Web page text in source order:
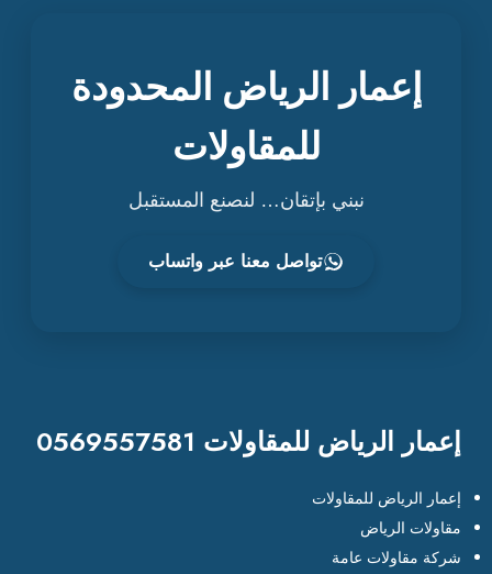
إعمار الرياض المحدودة
للمقاولات
نبني بإتقان… لنصنع المستقبل
تواصل معنا عبر واتساب
إعمار الرياض للمقاولات 0569557581
إعمار الرياض للمقاولات
مقاولات الرياض
شركة مقاولات عامة